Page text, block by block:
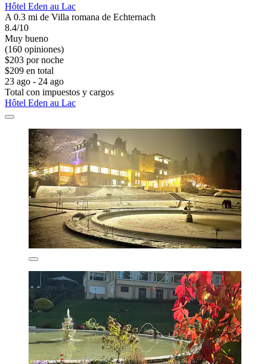
Hôtel Eden au Lac
A 0.3 mi de Villa romana de Echternach
8.4/10
Muy bueno
(160 opiniones)
$203 por noche
$209 en total
23 ago - 24 ago
Total con impuestos y cargos
Hôtel Eden au Lac